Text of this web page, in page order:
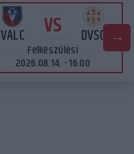
VALC VS DVSC
Felkészülési
2026.08.14. - 16:00